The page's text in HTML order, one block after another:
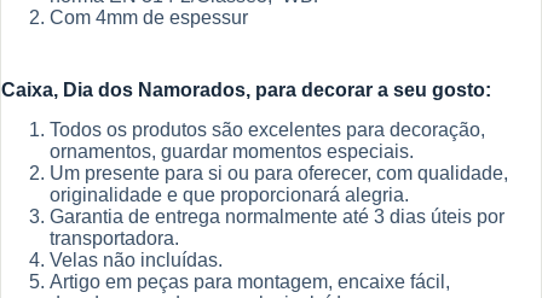
Com 4mm de espessur
Caixa, Dia dos Namorados, para decorar a seu gosto:
Todos os produtos são excelentes para decoração,
ornamentos, guardar momentos especiais.
Um presente para si ou para oferecer, com qualidade,
originalidade e que proporcionará alegria.
Garantia de entrega normalmente até 3 dias úteis por
transportadora.
Velas não incluídas.
Artigo em peças para montagem, encaixe fácil,